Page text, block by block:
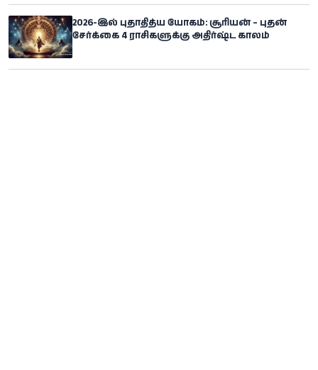
2026-இல் புதாதித்ய யோகம்: சூரியன் – புதன்
சேர்க்கை 4 ராசிகளுக்கு அதிர்ஷ்ட காலம்